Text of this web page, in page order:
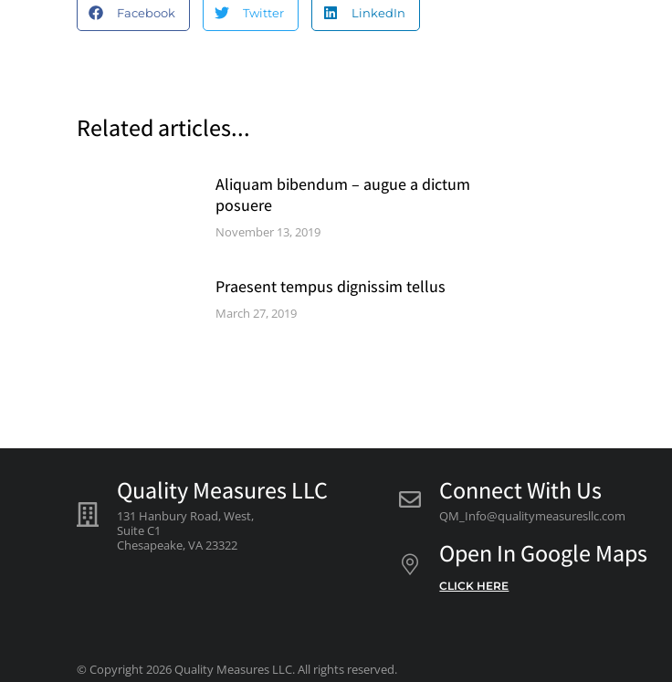
Facebook Twitter LinkedIn
Related articles...
Aliquam bibendum – augue a dictum
posuere
November 13, 2019
Praesent tempus dignissim tellus
March 27, 2019
Quality Measures LLC
131 Hanbury Road, West,
Suite C1
Chesapeake, VA 23322
Connect With Us
QM_Info@qualitymeasuresllc.com
Open In Google Maps
CLICK HERE
© Copyright 2026 Quality Measures LLC. All rights reserved.